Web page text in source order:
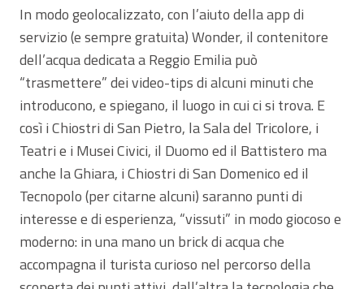
In modo geolocalizzato, con l’aiuto della app di
servizio (e sempre gratuita) Wonder, il contenitore
dell’acqua dedicata a Reggio Emilia può
“trasmettere” dei video-tips di alcuni minuti che
introducono, e spiegano, il luogo in cui ci si trova. E
così i Chiostri di San Pietro, la Sala del Tricolore, i
Teatri e i Musei Civici, il Duomo ed il Battistero ma
anche la Ghiara, i Chiostri di San Domenico ed il
Tecnopolo (per citarne alcuni) saranno punti di
interesse e di esperienza, “vissuti” in modo giocoso e
moderno: in una mano un brick di acqua che
accompagna il turista curioso nel percorso della